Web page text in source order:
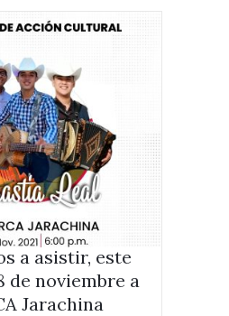
a asistir, este
de noviembre a
Jarachina